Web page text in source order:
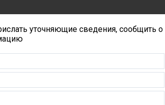
уточняющие сведения, сообщить о